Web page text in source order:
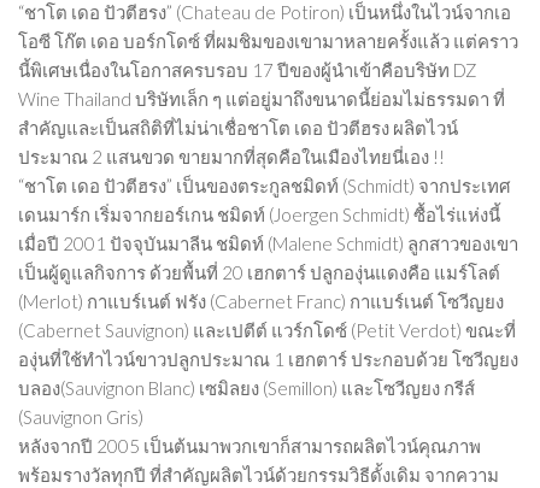
“ชาโต เดอ ปัวตีฮรง” (Chateau de Potiron) เป็นหนึ่งในไวน์จากเอ
โอซี โก๊ต เดอ บอร์กโดซ์ ที่ผมชิมของเขามาหลายครั้งแล้ว แต่คราว
นี้พิเศษเนื่องในโอกาสครบรอบ 17 ปีของผู้นำเข้าคือบริษัท DZ
Wine Thailand บริษัทเล็ก ๆ แต่อยู่มาถึงขนาดนี้ย่อมไม่ธรรมดา ที่
สำคัญและเป็นสถิติที่ไม่น่าเชื่อชาโต เดอ ปัวตีฮรง ผลิตไวน์
ประมาณ 2 แสนขวด ขายมากที่สุดคือในเมืองไทยนี่เอง !!
“ชาโต เดอ ปัวตีฮรง” เป็นของตระกูลชมิดท์ (Schmidt) จากประเทศ
เดนมาร์ก เริ่มจากยอร์เกน ชมิดท์ (Joergen Schmidt) ซื้อไร่แห่งนี้
เมื่อปี 2001 ปัจจุบันมาลีน ชมิดท์ (Malene Schmidt) ลูกสาวของเขา
เป็นผู้ดูแลกิจการ ด้วยพื้นที่ 20 เฮกตาร์ ปลูกองุ่นแดงคือ แมร์โลต์
(Merlot) กาแบร์เนต์ ฟรัง (Cabernet Franc) กาแบร์เนต์ โซวีญยง
(Cabernet Sauvignon) และเปตีต์ แวร์กโดซ์ (Petit Verdot) ขณะที่
องุ่นที่ใช้ทำไวน์ขาวปลูกประมาณ 1 เฮกตาร์ ประกอบด้วย โซวีญยง
บลอง(Sauvignon Blanc) เซมิลยง (Semillon) และโซวีญยง กรีส์
(Sauvignon Gris)
หลังจากปี 2005 เป็นต้นมาพวกเขาก็สามารถผลิตไวน์คุณภาพ
พร้อมรางวัลทุกปี ที่สำคัญผลิตไวน์ด้วยกรรมวิธีดั้งเดิม จากความ